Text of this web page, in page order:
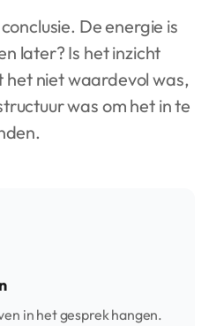
De energie is
later? Is het inzicht
niet waardevol was,
was om het in te
in het gesprek hangen.